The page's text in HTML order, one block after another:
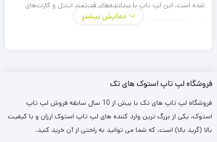
شده است. این لپ تاپ با پردازنده‌های قدرتمند اینتل و کارت‌های
گرافیک NVIDIA RTX، عملکرد بالایی را در اجرای بازی‌ها و برنامه‌های
نمایش بیشتر
فروشگاه لپ تاپ استوک های تک
فروشگاه لپ تاپ های تک با بیش از 10 سال سابقه فروش لپ تاپ
استوک، یکی از بزرگ ترین وارد کننده های لپ تاپ استوک ارزان و با کیفیت
بالا (گرید بالا) است، که شما می توانید به راحتی از آن خرید کنید.